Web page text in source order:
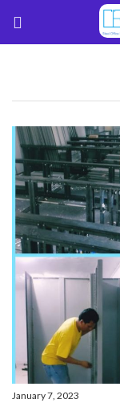
January 7, 2023